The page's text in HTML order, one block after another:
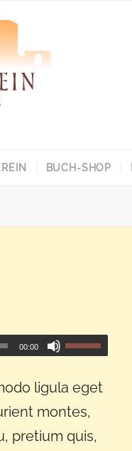
BUCH-SHOP
00:00
ligula eget
montes,
pretium quis,